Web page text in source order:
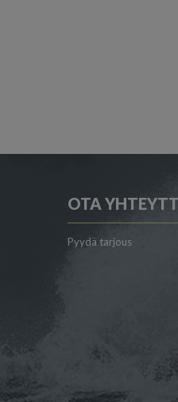
OTA
Pyydä tarjous